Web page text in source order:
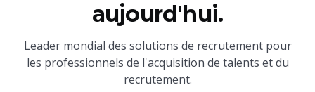
aujourd'hui.
Leader mondial des solutions de recrutement pour
les professionnels de l'acquisition de talents et du
recrutement.